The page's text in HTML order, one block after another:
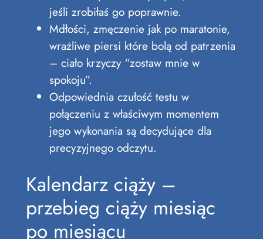
jeśli zrobiłaś go poprawnie.
Mdłości, zmęczenie jak po maratonie,
wrażliwe piersi które bolą od patrzenia
– ciało krzyczy “zostaw mnie w
spokoju”.
Odpowiednia czułość testu w
połączeniu z właściwym momentem
jego wykonania są decydujące dla
precyzyjnego odczytu.
Kalendarz ciąży –
przebieg ciąży miesiąc
po miesiącu